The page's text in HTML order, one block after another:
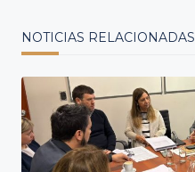
NOTICIAS RELACIONADAS